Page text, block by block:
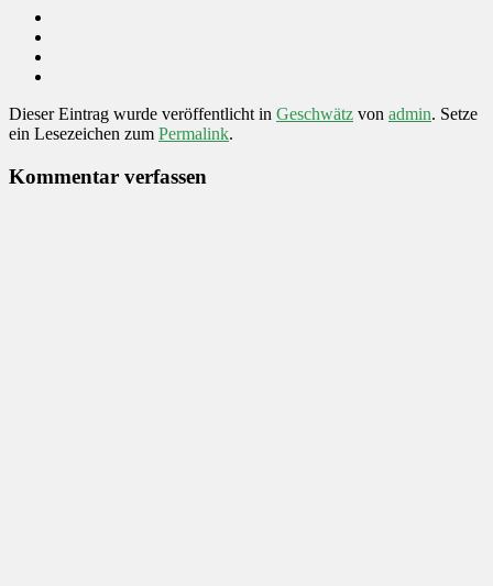
Dieser Eintrag wurde veröffentlicht in Geschwätz von admin. Setze
ein Lesezeichen zum Permalink.
Kommentar verfassen